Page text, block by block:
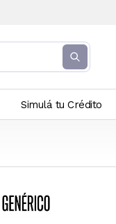
Simulá tu Crédito